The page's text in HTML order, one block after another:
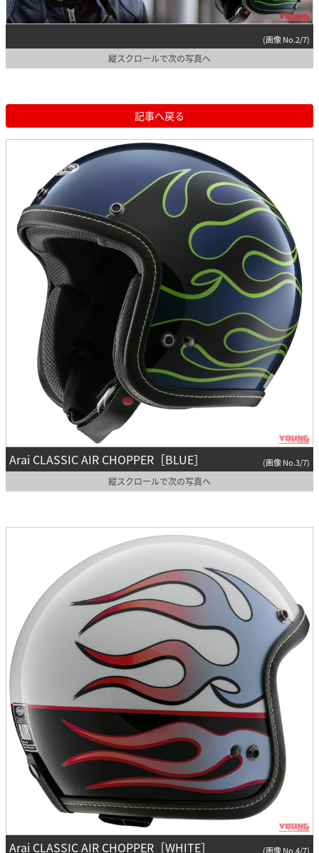
(画像 No.2/7)
縦スクロールで次の写真へ
記事へ戻る
Arai CLASSIC AIR CHOPPER［BLUE］ (画像 No.3/7)
縦スクロールで次の写真へ
Arai CLASSIC AIR CHOPPER［WHITE］ (画像 No.4/7)